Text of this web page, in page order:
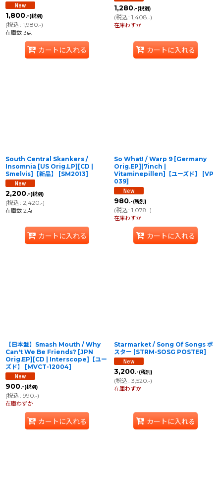
1,800.-(税別)
(税込: 1,980.-)
在庫数 3点
カートに入れる
1,280.-(税別)
(税込: 1,408.-)
在庫わずか
カートに入れる
South Central Skankers /
Insomnia [US Orig.LP][CD |
Smelvis]【新品】
[SM2013]
2,200.-(税別)
(税込: 2,420.-)
在庫数 2点
カートに入れる
So What! / Warp 9 [Germany
Orig.EP][7inch |
Vitaminepillen]【ユーズド】
[VP
039]
980.-(税別)
(税込: 1,078.-)
在庫わずか
カートに入れる
【日本盤】Smash Mouth ‎/ Why
Can't We Be Friends? [JPN
Orig.EP][CD | Interscope]【ユー
ズド】
[MVCT-12004]
900.-(税別)
(税込: 990.-)
在庫わずか
カートに入れる
Starmarket / Song Of Songs ポ
スター [STRM-SOSG POSTER]
3,200.-(税別)
(税込: 3,520.-)
在庫わずか
カートに入れる